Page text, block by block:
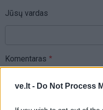
ve.lt - Do Not Process
Jūsų vardas
Komentaras